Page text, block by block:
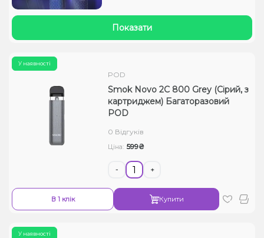
Показати
У наявності
POD
Smok Novo 2C 800 Grey (Сірий, з
картриджем) Багаторазовий
POD
0 Відгуків
Ціна: 599₴
- +
В 1 клік Купити
У наявності